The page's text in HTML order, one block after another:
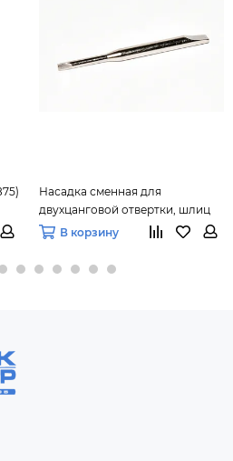
Насадка сменная для
двухцанговой отвертки, шлиц
1.8 В корзину